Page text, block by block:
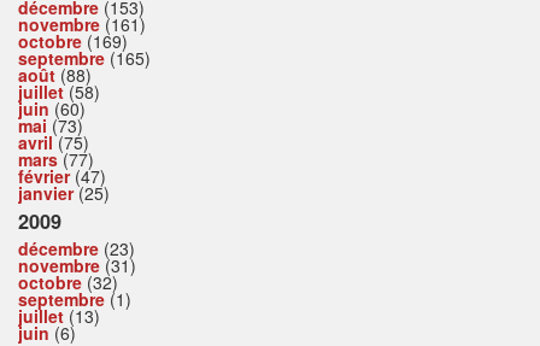
décembre (153)
novembre (161)
octobre (169)
septembre (165)
août (88)
juillet(58)
juin (60)
mai (73)
avril(75)
mars(77)
février(47)
janvier(25)
2009
décembre (23)
novembre (31)
octobre (32)
septembre (1)
juillet (13)
juin (6)